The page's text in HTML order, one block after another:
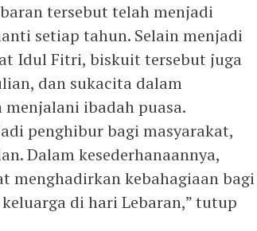
tersebut telah menjadi
setiap tahun. Selain menjadi
Idul Fitri, biskuit tersebut juga
dan sukacita dalam
ibadah puasa.
penghibur bagi masyarakat,
Dalam kesederhanaannya,
menghadirkan kebahagiaan bagi
di hari Lebaran,” tutup